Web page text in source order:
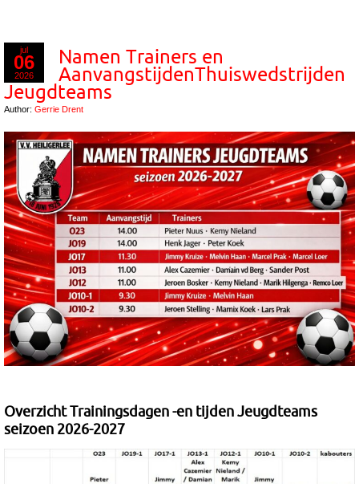
jul
06
2026
Namen Trainers en
AanvangstijdenThuiswedstrijden
Jeugdteams
Author: Gerrie Drent
Overzicht Trainingsdagen -en tijden Jeugdteams
seizoen 2026-2027